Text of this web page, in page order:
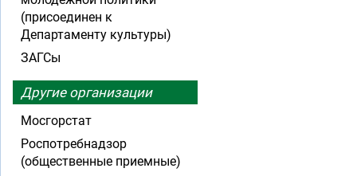
(присоединен к
Департаменту культуры)
ЗАГСы
Другие организации
Мосгорстат
Роспотребнадзор
(общественные приемные)